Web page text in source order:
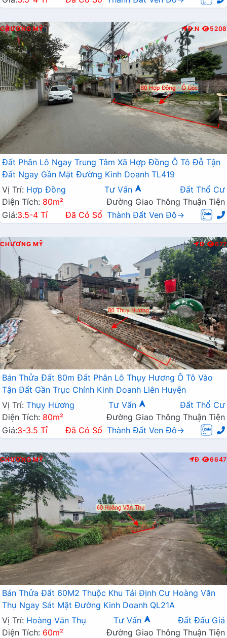
CHƯƠNG MỸ Đ.N 5208
Đất Phân Lô Ngay Trung Tâm Xã Hợp Đồng Ô Tô Đỗ Tận
Đất Ngay Gần Mặt Đường Kinh Doanh TL419
Vị Trí: Hợp Đồng Tư Vấn
Đất Thổ Cư
Diện Tích: 80m²
Đường Giao Thông Thuận Tiện
Giá:3.5-4 Tỉ Đã Có Sổ Thành Đất Ven Đô→
CHƯƠNG MỸ Đ 677
Bán Thửa Đất 80m Đất Phân Lô Thụy Hương Ô Tô Vào
Tận Đất Gần Trục Chính Kinh Doanh Liên Huyện
Vị Trí: Thụy Hương Tư Vấn
Đất Thổ Cư
Diện Tích: 80m²
Đường Giao Thông Thuận Tiện
Giá:3-3.5 Tỉ Đã Có Sổ Thành Đất Ven Đô→
CHƯƠNG MỸ Đ 6647
Bán Thửa Đất 60M2 Thuộc Khu Tái Định Cư Hoàng Văn
Thụ Ngay Sát Mặt Đường Kinh Doanh QL21A
Vị Trí: Hoàng Văn Thụ Tư Vấn
Đất Đấu Giá
Diện Tích: 60m²
Đường Giao Thông Thuận Tiện